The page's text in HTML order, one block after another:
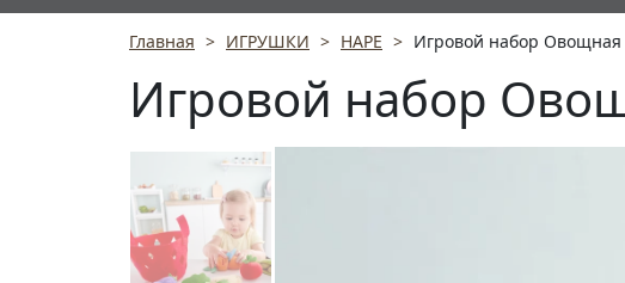
РАСПРОДАЖА
Главная ИГРУШКИ HAPE Игровой набор Овощная
Игровой набор